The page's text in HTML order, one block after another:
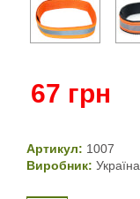
67 грн
Артикул: 1007
Виробник: Україна